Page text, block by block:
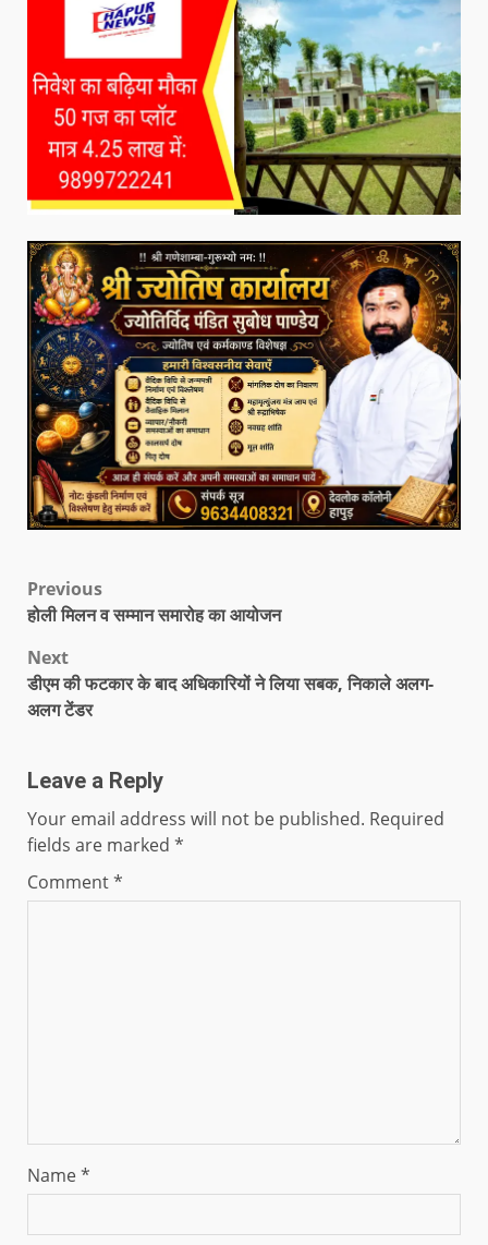
Previous
होली मिलन व सम्मान समारोह का आयोजन
Next
डीएम की फटकार के बाद अधिकारियों ने लिया सबक, निकाले अलग-
अलग टेंडर
Leave a Reply
Your email address will not be published. Required
fields are marked *
Comment*
Name*